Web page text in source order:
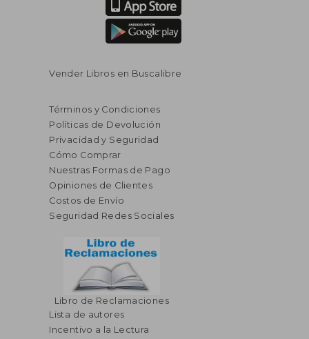
Vender Libros en Buscalibre
Términos y Condiciones
Políticas de Devolución
Privacidad y Seguridad
Cómo Comprar
Nuestras Formas de Pago
Opiniones de Clientes
Costos de Envío
Seguridad Redes Sociales
Libro de Reclamaciones
Lista de autores
Incentivo a la Lectura